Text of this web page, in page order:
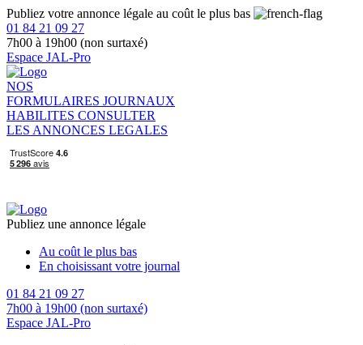
Publiez votre annonce légale au coût le plus bas
01 84 21 09 27
7h00 à 19h00 (non surtaxé)
Espace JAL-Pro
NOS
FORMULAIRES JOURNAUX
HABILITES CONSULTER
LES ANNONCES LEGALES
Publiez une annonce légale
Au coût le plus bas
En choisissant votre journal
01 84 21 09 27
7h00 à 19h00 (non surtaxé)
Espace JAL-Pro